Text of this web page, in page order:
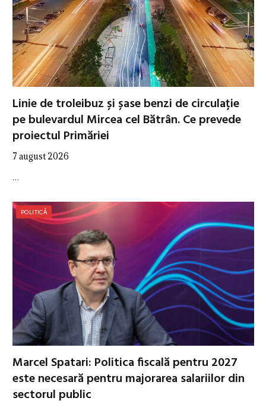
Linie de troleibuz și șase benzi de circulație
pe bulevardul Mircea cel Bătrân. Ce prevede
proiectul Primăriei
7 august 2026
…
POLITICĂ
Marcel Spatari: Politica fiscală pentru 2027
este necesară pentru majorarea salariilor din
sectorul public